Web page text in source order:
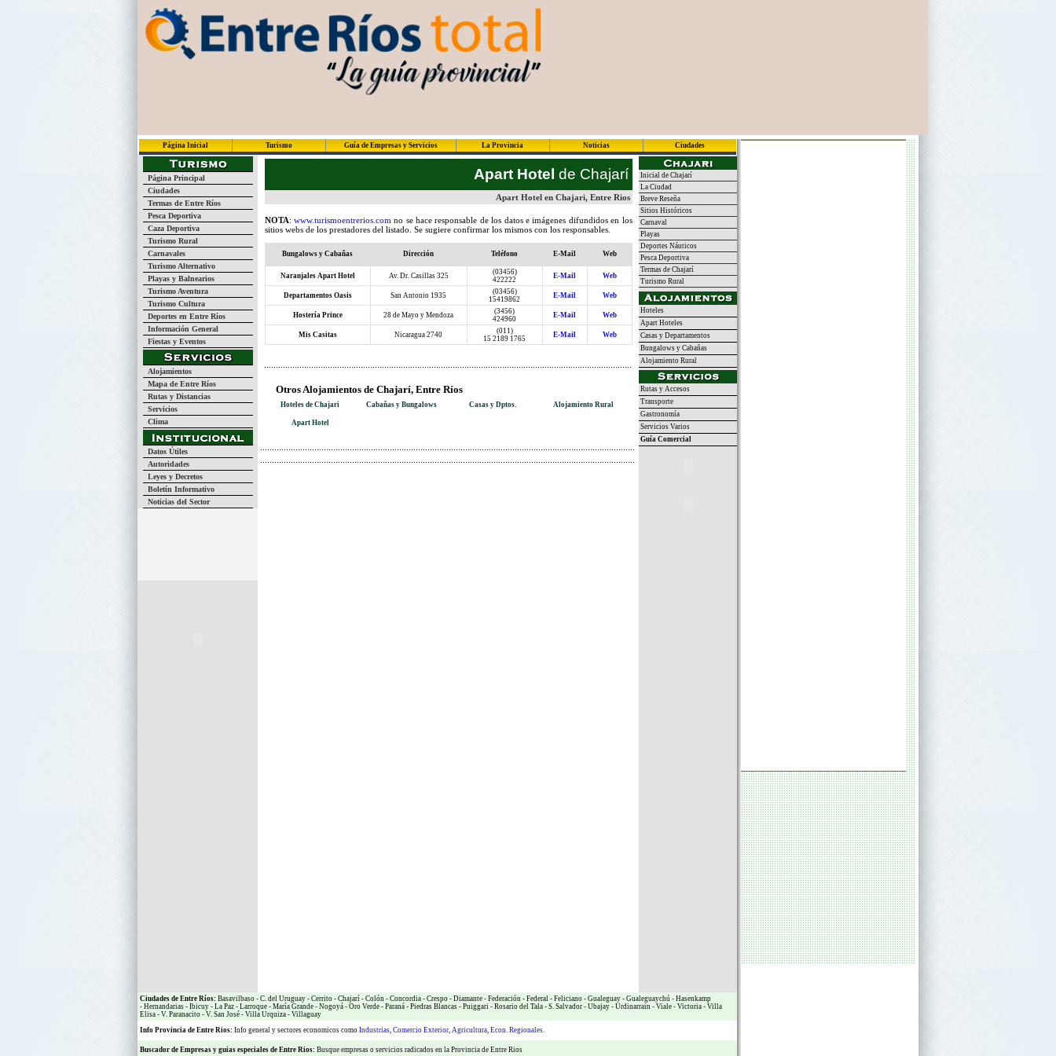
Página Inicial Turismo Guía de Empresas y Servicios La Provincia Noticias Ciudades
Página Principal
Ciudades
Termas de Entre Ríos
Pesca Deportiva
Caza Deportiva
Turismo Rural
Carnavales
Turismo Alternativo
Playas y Balnearios
Turismo Aventura
Turismo Cultura
Deportes en Entre Ríos
Información General
Fiestas y Eventos
Alojamientos
Mapa de Entre Ríos
Rutas y Distancias
Servicios
Clima
Datos Útiles
Autoridades
Leyes y Decretos
Boletín Informativo
Noticias del Sector
Apart Hotel de Chajarí
Apart Hotel en Chajari, Entre Rios
NOTA: www.turismoentrerios.com no se hace responsable de los datos e imágenes difundidos en los
sitios webs de los prestadores del listado. Se sugiere confirmar los mismos con los responsables.
Bungalows y Cabañas Dirección Teléfono E-Mail Web
Naranjales Apart Hotel Av. Dr. Casillas 325
(03456)
422222
E-Mail Web
Departamentos Oasis San Antonio 1935
(03456)
15419862
E-Mail Web
Hostería Prince 28 de Mayo y Mendoza
(3456)
424960
E-Mail Web
Mis Casitas Nicaragua 2740
(011)
15 2189 1765
E-Mail Web
Otros Alojamientos de Chajarí, Entre Ríos
Hoteles de Chajari Cabañas y Bungalows Casas y Dptos. Alojamiento Rural
Apart Hotel
Inicial de Chajarí
La Ciudad
Breve Reseña
Sitios Históricos
Carnaval
Playas
Deportes Náuticos
Pesca Deportiva
Termas de Chajarí
Turismo Rural
Hoteles
Apart Hoteles
Casas y Departamentos
Bungalows y Cabañas
Alojamiento Rural
Rutas y Accesos
Transporte
Gastronomía
Servicios Varios
Guía Comercial
Ciudades de Entre Ríos: Basavilbaso - C. del Uruguay - Cerrito - Chajarí - Colón - Concordia - Crespo - Diamante - Federación - Federal - Feliciano - Gualeguay - Gualeguaychú - Hasenkamp
- Hernandarias - Ibicuy - La Paz - Larroque - María Grande - Nogoyá - Oro Verde - Paraná - Piedras Blancas - Puiggari - Rosario del Tala - S. Salvador - Ubajay - Urdinarrain - Viale - Victoria - Villa
Elisa - V. Paranacito - V. San José - Villa Urquiza - Villaguay
Info Provincia de Entre Rios: Info general y sectores economicos como Industrias, Comercio Exterior, Agricultura, Econ. Regionales.
Buscador de Empresas y guias especiales de Entre Rios: Busque empresas o servicios radicados en la Provincia de Entre Rios